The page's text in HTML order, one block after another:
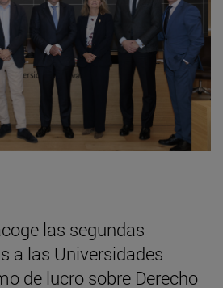
las segundas
a las Universidades
de lucro sobre Derecho